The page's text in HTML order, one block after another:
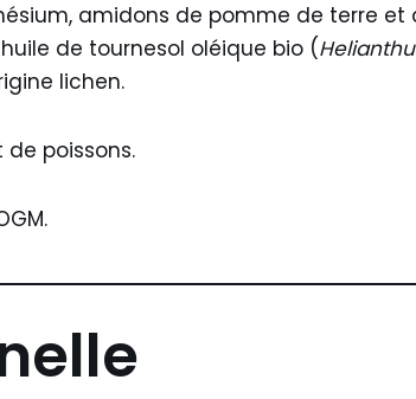
amidons de pomme de terre et
de tournesol oléique bio (
lichen.
poissons.